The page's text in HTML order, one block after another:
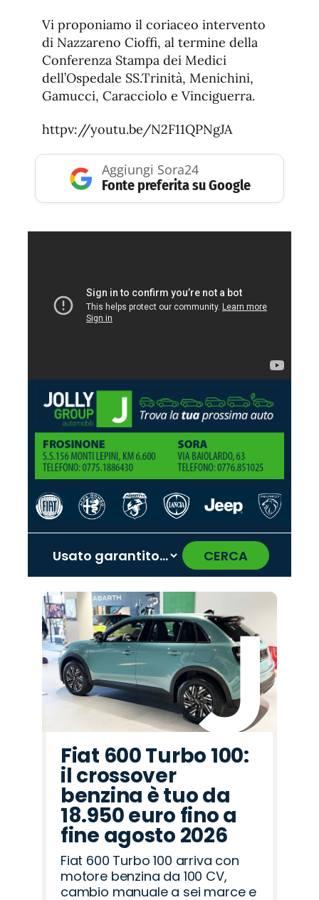
fuente
de
fuente.
Vi proponiamo il coriaceo intervento
di Nazzareno Cioffi, al termine della
Conferenza Stampa dei Medici
dell’Ospedale SS.Trinità, Menichini,
Gamucci, Caracciolo e Vinciguerra.
httpv://youtu.be/N2F11QPNgJA
Aggiungi Sora24
Fonte preferita su Google
CERCA
Promo
Opel
Promo
Hyundai
Promo
Cupra
Promo
Citroën
Promo
Lancia
Promo
Fiat
Promo
Alfa
Romeo
Promo
Omoda
Promo
Abarth
Promo
Peugeot
Promo
Jaecoo
Promo
Seat
Promo
Jeep
Promo
Mazda
Promo
Land
Rover
‹ ›
Fiat 600 Turbo 100:
il crossover
benzina è tuo da
18.950 euro fino a
fine agosto 2026
Fiat 600 Turbo 100 arriva con
motore benzina da 100 CV,
cambio manuale a sei marce e